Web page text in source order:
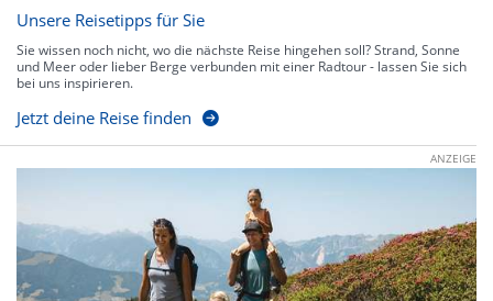
Unsere Reisetipps für Sie
Sie wissen noch nicht, wo die nächste Reise hingehen soll? Strand, Sonne
und Meer oder lieber Berge verbunden mit einer Radtour - lassen Sie sich
bei uns inspirieren.
Jetzt deine Reise finden
ANZEIGE